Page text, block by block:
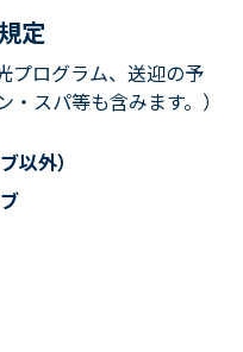
定
プログラム、送迎の予
スパ等も含みます。）
以外）